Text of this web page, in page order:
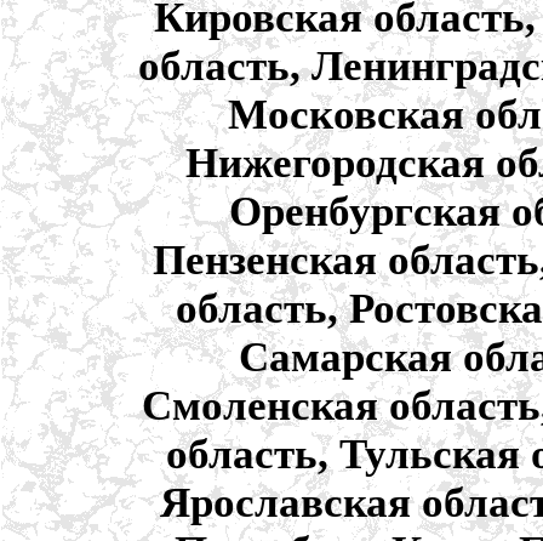
Кировская
область,
Московская
Нижегородская
Оренбургская
Пензенская
область,
Самарская
Смоленская
область, Тульская
Ярославская